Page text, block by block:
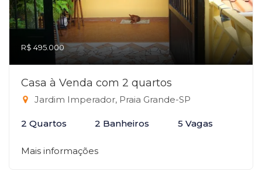
R$ 495.000
Casa à Venda com 2 quartos
Jardim Imperador, Praia Grande-SP
2 Quartos 2 Banheiros 5 Vagas
Mais informações